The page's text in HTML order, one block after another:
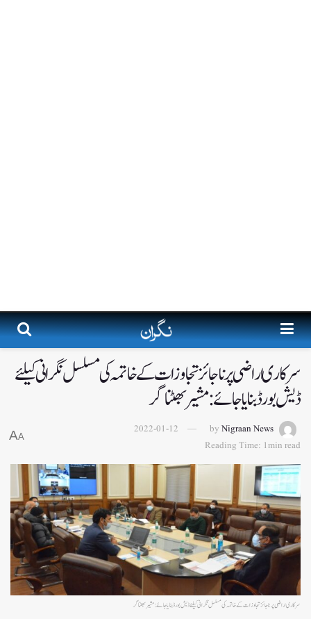
سرکاری اراضی پر ناجائز تجاوزات کے خاتمہ کی مسلسل نگرانی کیلئے
ڈیش بورڈ بنایا جائے: مشیر بھٹناگر
by Nigraan News
2022-01-12
Reading Time: 1min read
A
A
سرکاری اراضی پر ناجائز تجاوزات کے خاتمہ کی مسلسل نگرانی کیلئے ڈیش بورڈ بنایا جائے: مشیر بھٹناگر